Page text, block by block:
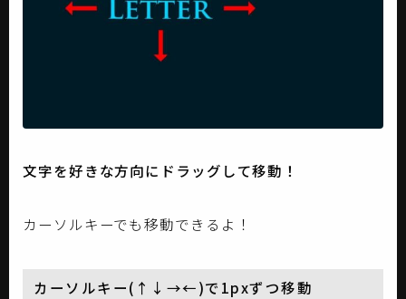
文字を好きな方向にドラッグして移動！
カーソルキーでも移動できるよ！
カーソルキー(↑↓→←)で1pxずつ移動